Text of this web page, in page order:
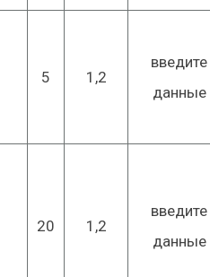
5 1,2
введите
данные
20 1,2
введите
данные